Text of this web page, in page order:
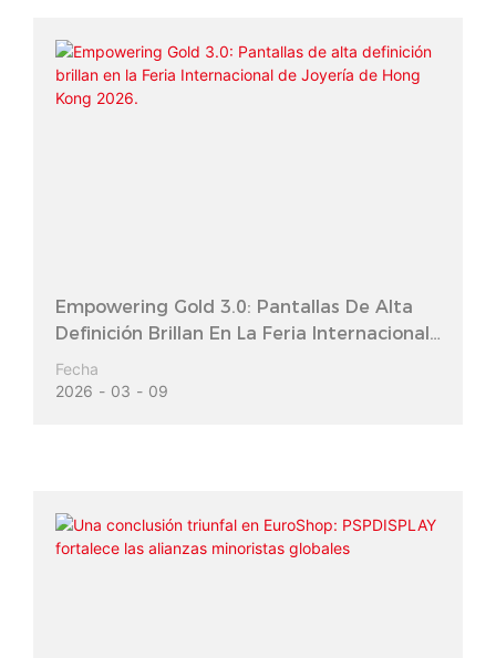
Empowering Gold 3.0: Pantallas De Alta
Definición Brillan En La Feria Internacional
De Joyería De Hong Kong 2026.
Fecha
2026
03 09